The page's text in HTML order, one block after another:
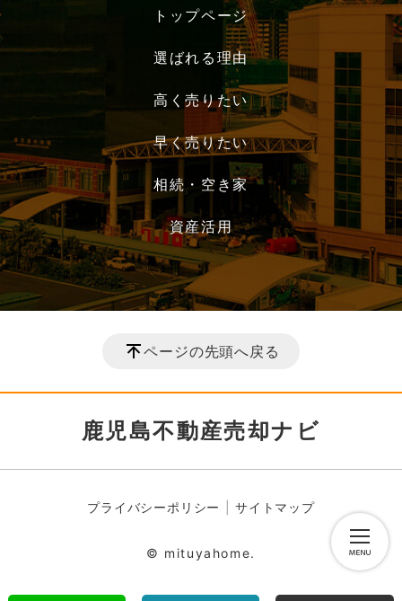
トップページ
選ばれる理由
高く売りたい
早く売りたい
相続・空き家
資産活用
ページの先頭へ戻る
鹿児島不動産売却ナビ
プライバシーポリシー サイトマップ
© mituyahome.